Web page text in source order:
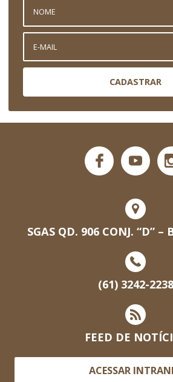
CADASTRAR
SGAS QD. 906 CONJ. “D” –
(61) 3242-2238
FEED DE
ACESSAR